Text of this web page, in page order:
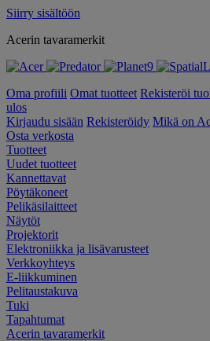
Siirry sisältöön
Acerin tavaramerkit
Oma profiili Omat tuotteet Rekisteröi
ulos
Kirjaudu sisään Rekisteröidy Mikä on
Osta verkosta
Tuotteet
Uudet tuotteet
Kannettavat
Pöytäkoneet
Pelikäsilaitteet
Näytöt
Projektorit
Elektroniikka ja lisävarusteet
Verkkoyhteys
E-liikkuminen
Pelitaustakuva
Tuki
Tapahtumat
Acerin tavaramerkit